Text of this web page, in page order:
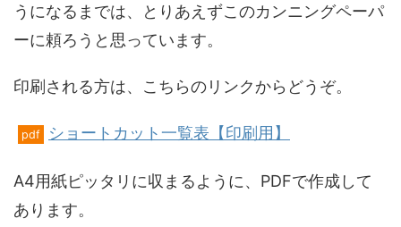
うになるまでは、とりあえずこのカンニングペーパ
ーに頼ろうと思っています。
印刷される方は、こちらのリンクからどうぞ。
pdf ショートカット一覧表【印刷用】
A4用紙ピッタリに収まるように、PDFで作成して
あります。